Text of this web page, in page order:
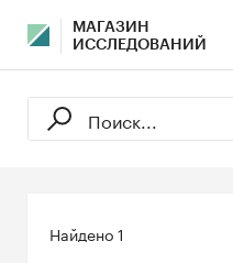
МАГАЗИН
ИССЛЕДОВАНИЙ
Найдено1